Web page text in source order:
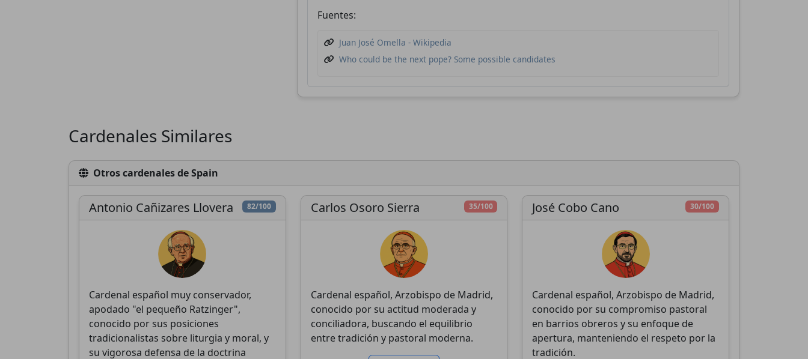
Fuentes:
Juan José Omella - Wikipedia
Who could be the next pope? Some possible candidates
Cardenales Similares
Otros cardenales de Spain
82/100
Antonio Cañizares Llovera
Cardenal español muy conservador,
apodado "el pequeño Ratzinger",
conocido por sus posiciones
tradicionalistas sobre liturgia y moral, y
su vigorosa defensa de la doctrina
35/100
Carlos Osoro Sierra
Cardenal español, Arzobispo de Madrid,
conocido por su actitud moderada y
conciliadora, buscando el equilibrio
entre tradición y pastoral moderna.
30/100
José Cobo Cano
Cardenal español, Arzobispo de Madrid,
conocido por su compromiso pastoral
en barrios obreros y su enfoque de
apertura, manteniendo el respeto por la
tradición.
CatéGPT.chat
Ayúdanos a continuar nuestra misión
Desarrollo técnico
Investigación
profunda
Análisis
independiente
Donar Más tarde